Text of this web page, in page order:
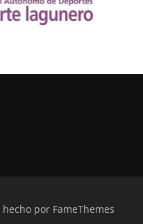
hecho por FameThemes